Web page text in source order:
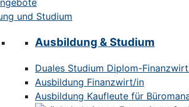
und Studium
Ausbildung & Studium
Duales Studium Diplom-
Ausbildung Finanzwirt/in
Ausbildung Kaufleute für